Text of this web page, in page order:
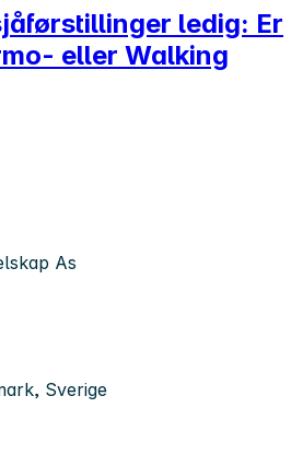
ledig: Er
eller Walking
As
Sverige